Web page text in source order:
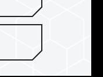
Gaming-